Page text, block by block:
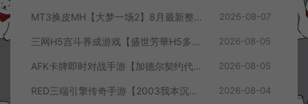
MT3换皮MH【大梦一场2】8月最新整理Linux手工服务端+源码+管理后台+安卓苹果双端+详细搭建教程+视频教程 2026-08-07
三网H5宫斗养成游戏【盛世芳華H5多区跨服代金券内购优化版】8月最新整理Linux手工服务端+CDK授权后台+全资源安卓+详细搭建教程+视频教程 2026-08-05
AFK卡牌即时对战手游【加德尔契约代金券内购修复版】8月最新整理Linux手工服务端+前后端全套源码+CDK授权后台+安卓苹果双端+详细搭建教程+视频教程 2026-08-05
RED三端引擎传奇手游【2003我本沉默三职业】8月最新整理Win一键服务端+PC安卓+详细搭建教程 2026-08-04